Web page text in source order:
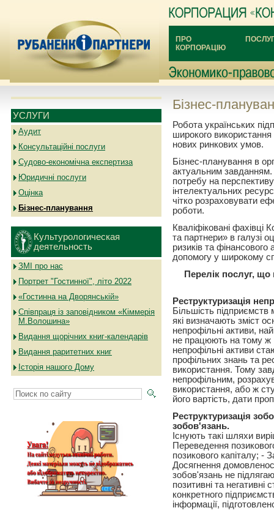
ПРО
КОРПОРАЦІЮ
УСЛУГИ
Аудит
Консультаційні послуги
Судово-економічна експертиза
Юридичні послуги
Оцінка
Бізнес-планування
Культурологическая
деятельность
ЗМІ про нас
Портрет "Гостинної", літо 2022
«Гостинна на Дворянській»
Співпраця із заповідником «Кіммерія
М.Волошина»
Видання щорічних книг-календарів
Видання раритетних книг
Історія нашого Дому
Бізнес-
Робота українських
широкого використання
нових ринкових умов.
Бізнес-планування в
актуальним завданням.
потребу на
інтелектуальних
чітко розраховувати
роботи.
Кваліфіковані фахівці
та партнери» в галузі
ризиків та фінансового
допомогу у широкому
Перелік послуг, що
Реструктуризація
Більшість підприємств
які визначають зміст
непрофільні активи,
не працюють на тому ж
непрофільні активи
профільних знань та
використання. Тому
непрофільним,
використання, або ж
його вартість, дати
Реструктуризація
зобов'язань.
Існують такі шляхи
Переведення
позикового капіталу; -
Досягнення
зобов'язань не
позитивні та
конкретного
інформації,